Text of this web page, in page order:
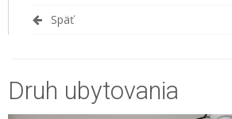
Späť
Druh ubytovania